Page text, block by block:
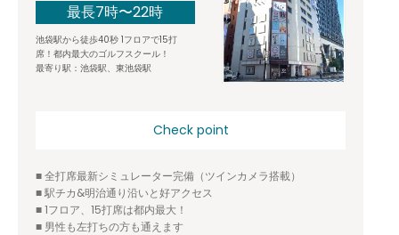
最長7時〜22時
池袋駅から徒歩40秒 1フロアで15打
席！都内最大のゴルフスクール！
最寄り駅：池袋駅、東池袋駅
Check point
■ 全打席最新シミュレーター完備（ツインカメラ搭載）
■ 駅チカ&明治通り沿いと好アクセス
■ 1フロア、15打席は都内最大！
■ 男性も左打ちの方も通えます